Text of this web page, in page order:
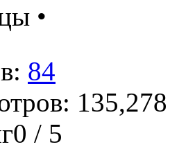
•
84
135,278
/ 5